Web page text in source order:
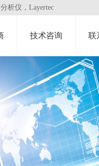
析仪，Layertec
技术咨询 联